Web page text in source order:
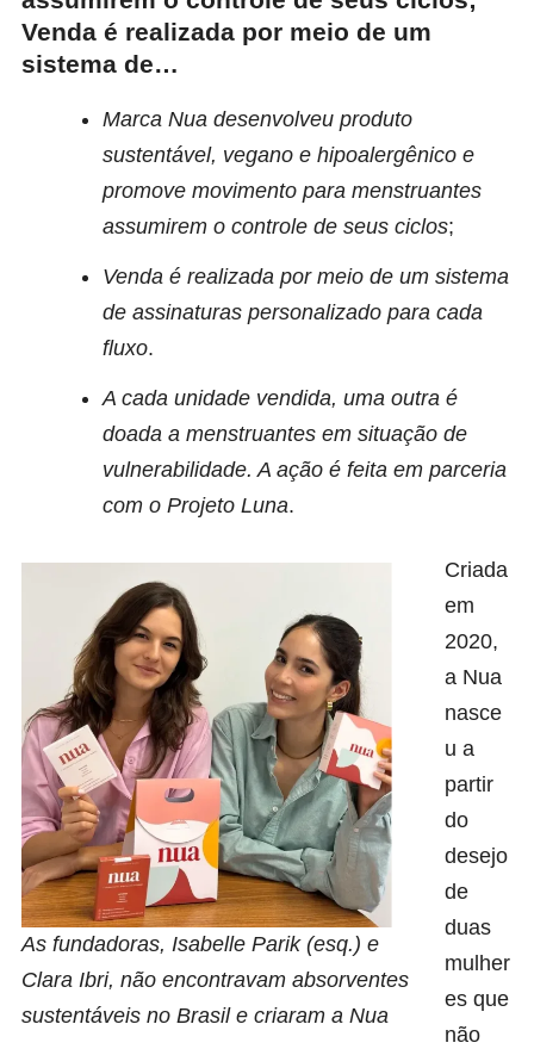
Venda é realizada por meio de um
sistema de…
Marca Nua desenvolveu produto
sustentável, vegano e hipoalergênico e
promove movimento para menstruantes
assumirem o controle de seus ciclos;
Venda é realizada por meio de um sistema
de assinaturas personalizado para cada
fluxo.
A cada unidade vendida, uma outra é
doada a menstruantes em situação de
vulnerabilidade. A ação é feita em parceria
com o Projeto Luna.
As fundadoras, Isabelle Parik (esq.) e
Clara Ibri, não encontravam absorventes
sustentáveis no Brasil e criaram a Nua
Criada
em
2020,
a Nua
nasce
u a
partir
do
desejo
de
duas
mulher
es que
não